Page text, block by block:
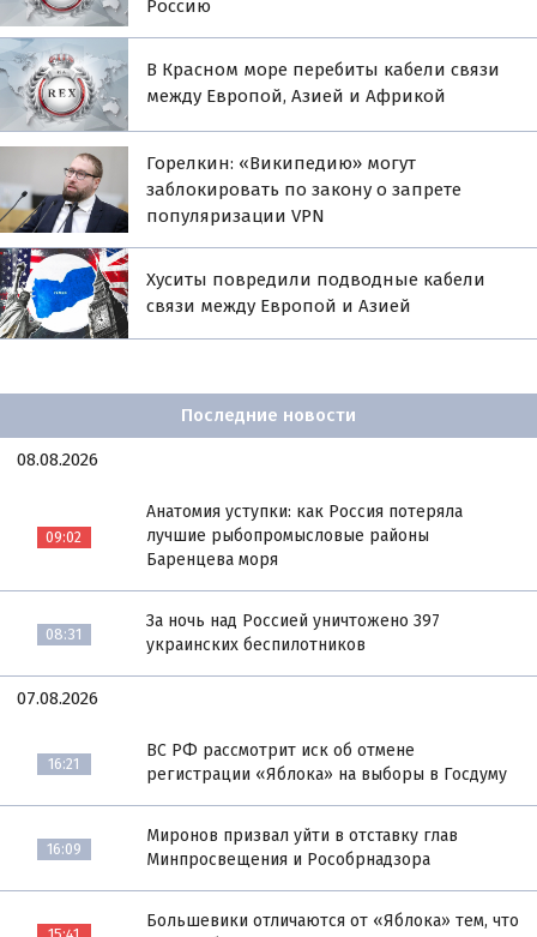
Россию
В Красном море перебиты кабели связи
между Европой, Азией и Африкой
Горелкин: «Википедию» могут
заблокировать по закону о запрете
популяризации VPN
Хуситы повредили подводные кабели
связи между Европой и Азией
Последние новости
08.08.2026
09:02
Анатомия уступки: как Россия потеряла
лучшие рыбопромысловые районы
Баренцева моря
08:31
За ночь над Россией уничтожено 397
украинских беспилотников
07.08.2026
16:21
ВС РФ рассмотрит иск об отмене
регистрации «Яблока» на выборы в Госдуму
16:09
Миронов призвал уйти в отставку глав
Минпросвещения и Рособрнадзора
Большевики отличаются от «Яблока» тем, что